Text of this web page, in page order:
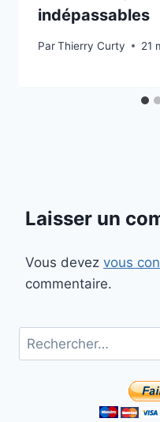
indépassables
ParThierry Curty 21
Laisser un
Vous devez vous
commentaire.
Rechercher :